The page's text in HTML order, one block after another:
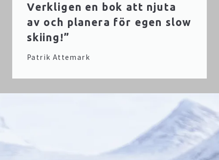
Verkligen en bok att njuta
av och planera för egen slow
skiing!”
Patrik Attemark